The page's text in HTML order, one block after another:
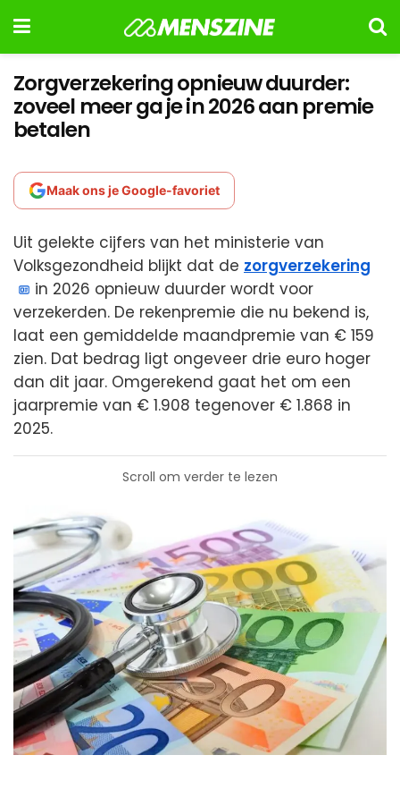
Zorgverzekering opnieuw duurder:
zoveel meer ga je in 2026 aan premie
betalen
Maak ons je Google-favoriet
Uit gelekte cijfers van het ministerie van
Volksgezondheid blijkt dat de zorgverzekering
in 2026 opnieuw duurder wordt voor
verzekerden. De rekenpremie die nu bekend is,
laat een gemiddelde maandpremie van € 159
zien. Dat bedrag ligt ongeveer drie euro hoger
dan dit jaar. Omgerekend gaat het om een
jaarpremie van € 1.908 tegenover € 1.868 in
2025.
Scroll om verder te lezen